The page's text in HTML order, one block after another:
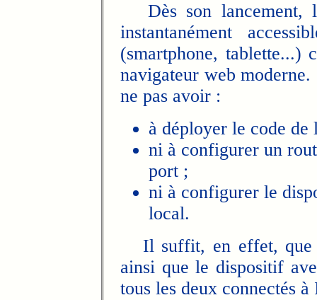
Dès son lancement,
instantanément
(smartphone, tablette...)
navigateur web
ne pas avoir :
à déployer le code
ni à configurer un
port ;
ni à configurer le
local.
Il suffit, en effet, que
ainsi que le dispositif
tous les deux connectés à